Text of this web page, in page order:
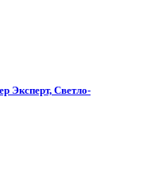
Эксперт, Светло-